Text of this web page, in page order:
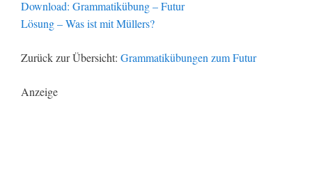
Download: Grammatikübung – Futur
Lösung – Was ist mit Müllers?
Zurück zur Übersicht: Grammatikübungen zum Futur
Anzeige